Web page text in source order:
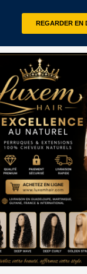
REGARDER EN